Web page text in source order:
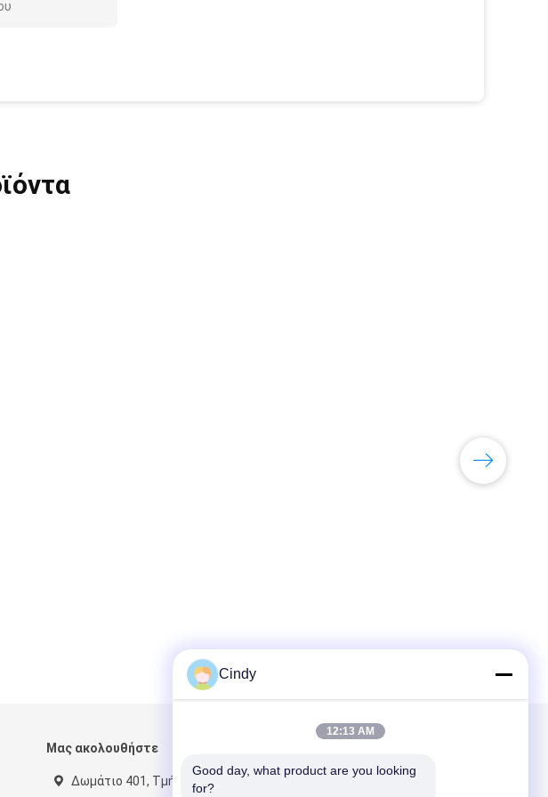
Μας ακολουθήστε
Δωμάτιο 401, Τμήμα 2,
Cindy
12:13 AM
Good day, what product are you looking
for?